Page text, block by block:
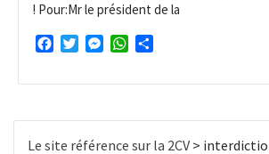
! Pour:Mr le président de la
FacebookTwitterMessengerWhatsApp
Le site référence sur la 2CV >